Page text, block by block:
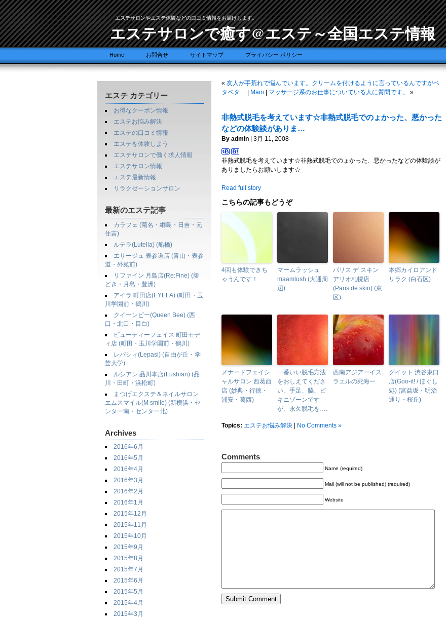
エステサロンやエステ体験などの口コミ情報をお届けします。
エステサロンで癒す@エステ～全国エステ情報
Home お問合せ サイトマップ プライバシー ポリシー
エステ カテゴリー
お得なクーポン情報
エステお悩み解決
エステの口コミ情報
エステを体験しよう
エステサロンで働く求人情報
エステサロン情報
エステ最新情報
リラクゼーションサロン
最新のエステ記事
カラフェ (菊名・綱島・日吉・元
住吉)
ルテラ(Lutella) (船橋)
エサージュ 表参道店 (青山・表参
道・外苑前)
リファイン 月島店(Re:Fine) (勝
どき・月島・豊洲)
アイラ 町田店(EYELA) (町田・玉
川学園前・鶴川)
クイーンビー(Queen Bee) (西
口・北口・目白)
ビューティーフェイス 町田モデ
ィ店 (町田・玉川学園前・鶴川)
レパシィ(Lepasi) (自由が丘・学
芸大学)
ルシアン 品川本店(Lushian) (品
川・田町・浜松町)
まつげエクステ＆ネイルサロン
エムスマイル(M smile) (新横浜・セ
ンター南・センター北)
Archives
2016年6月
2016年5月
2016年4月
2016年3月
2016年2月
2016年1月
2015年12月
2015年11月
2015年10月
2015年9月
2015年8月
2015年7月
2015年6月
2015年5月
2015年4月
2015年3月
« 友人が手荒れで悩んでいます。クリームを付けるように言っているんですがベ
タベタ…
Main マッサージ系のお仕事についている人に質問です。 »
非熱式脱毛を考えています☆非熱式脱毛でのょかった、悪かった
などの体験談がありま…
By admin | 3月 11, 2008
非熱式脱毛を考えています☆非熱式脱毛でのょかった、悪かったなどの体験談が
ありましたらお願いします☆
Read full story
こちらの記事もどうぞ
4回も体験できち
ゃうんです！
マームラッシュ
maamlush (大通周
辺)
パリス デ スキン
アリオ札幌店
(Paris de skin) (東
区)
本郷カイロアンド
リラク (白石区)
メナードフェイシ
ャルサロン 西葛西
店 (妙典・行徳・
浦安・葛西)
一番いい脱毛方法
をおしえてくださ
い。手足、脇、ビ
キニゾーンです
が、永久脱毛を….
西南アジアーイス
ラエルの死海ー
グイット 渋谷東口
店(Goo-it! / ほぐし
処) (宮益坂・明治
通り・桜丘)
Topics: エステお悩み解決 No Comments »
Comments
Name (required)
Mail (will not be published) (required)
Website